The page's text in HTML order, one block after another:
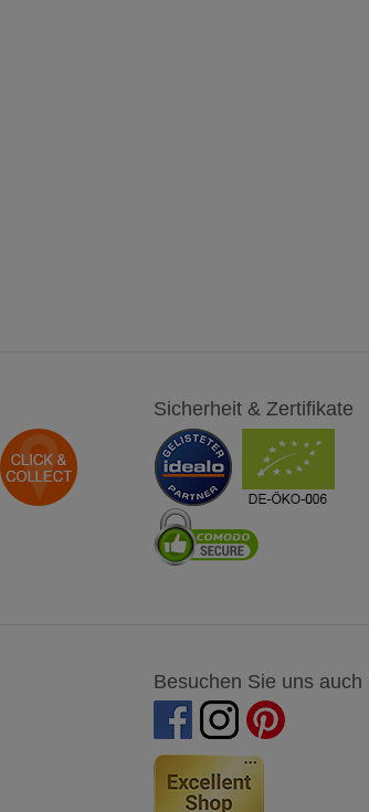
Sicherheit & Zertifikate
Besuchen Sie uns auch